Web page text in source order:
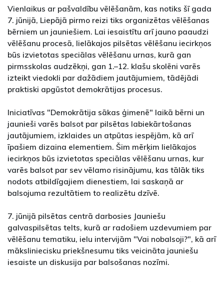
Vienlaikus ar pašvaldību vēlēšanām, kas notiks šī gada
7. jūnijā, Liepājā pirmo reizi tiks organizētas vēlēšanas
bērniem un jauniešiem. Lai iesaistītu arī jauno paaudzi
vēlēšanu procesā, lielākajos pilsētas vēlēšanu iecirkņos
būs izvietotas speciālas vēlēšanu urnas, kurā gan
pirmsskolas audzēkņi, gan 1.–12. klašu skolēni varēs
izteikt viedokli par dažādiem jautājumiem, tādējādi
praktiski apgūstot demokrātijas procesus.
Iniciatīvas "Demokrātija sākas ģimenē" laikā bērni un
jaunieši varēs balsot par pilsētas labiekārtošanas
jautājumiem, izklaides un atpūtas iespējām, kā arī
īpašiem dizaina elementiem. Šim mērķim lielākajos
iecirkņos būs izvietotas speciālas vēlēšanu urnas, kur
varēs balsot par sev vēlamo risinājumu, kas tālāk tiks
nodots atbildīgajiem dienestiem, lai saskaņā ar
balsojuma rezultātiem to realizētu dzīvē.
7. jūnijā pilsētas centrā darbosies Jauniešu
galvaspilsētas telts, kurā ar radošiem uzdevumiem par
vēlēšanu tematiku, ielu intervijām "Vai nobalsoji?", kā arī
māksliniecisku priekšnesumu tiks veicināta jauniešu
iesaiste un diskusija par balsošanas nozīmi.